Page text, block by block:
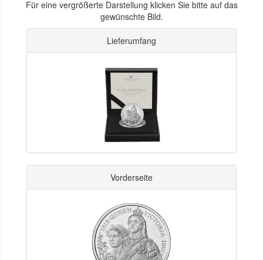
Für eine vergrößerte Darstellung klicken Sie bitte auf das
gewünschte Bild.
Lieferumfang
Vorderseite